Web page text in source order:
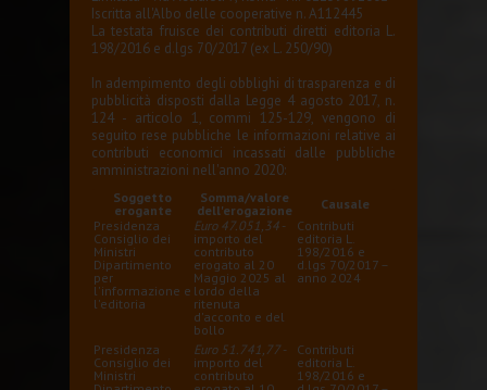
Iscritta all'Albo delle cooperative n. A112445
La testata fruisce dei contributi diretti editoria L.
198/2016 e d.lgs 70/2017 (ex L. 250/90)
In adempimento degli obblighi di trasparenza e di
pubblicità disposti dalla Legge 4 agosto 2017, n.
124 - articolo 1, commi 125-129, vengono di
seguito rese pubbliche le informazioni relative ai
contributi economici incassati dalle pubbliche
amministrazioni nell'anno 2020:
Soggetto
erogante
Somma/valore
dell'erogazione
Causale
Presidenza
Consiglio dei
Ministri
Dipartimento
per
l'informazione e
l'editoria
Euro 47.051,34 -
importo del
contributo
erogato al 20
Maggio 2025 al
lordo della
ritenuta
d'acconto e del
bollo
Contributi
editoria L.
198/2016 e
d.lgs 70/2017 –
anno 2024
Presidenza
Consiglio dei
Ministri
Euro 51.741,77 -
importo del
contributo
Contributi
editoria L.
198/2016 e